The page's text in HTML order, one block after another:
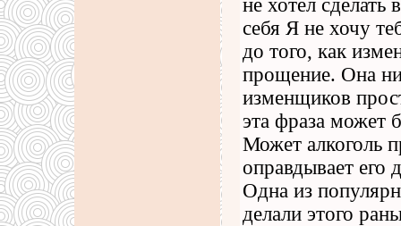
не хотел сделать
себя Я не хочу
до того, как
прощение. Она
изменщиков
эта фраза может
Может алкоголь
оправдывает его
Одна из
делали этого